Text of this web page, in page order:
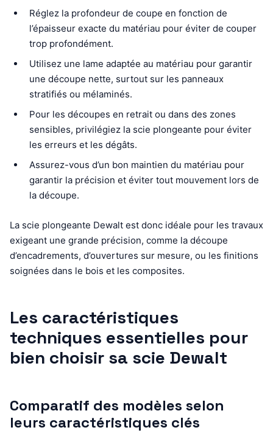
Réglez la profondeur de coupe en fonction de
l’épaisseur exacte du matériau pour éviter de couper
trop profondément.
Utilisez une lame adaptée au matériau pour garantir
une découpe nette, surtout sur les panneaux
stratifiés ou mélaminés.
Pour les découpes en retrait ou dans des zones
sensibles, privilégiez la scie plongeante pour éviter
les erreurs et les dégâts.
Assurez-vous d’un bon maintien du matériau pour
garantir la précision et éviter tout mouvement lors de
la découpe.
La scie plongeante Dewalt est donc idéale pour les travaux
exigeant une grande précision, comme la découpe
d’encadrements, d’ouvertures sur mesure, ou les finitions
soignées dans le bois et les composites.
Les caractéristiques
techniques essentielles pour
bien choisir sa scie Dewalt
Comparatif des modèles selon
leurs caractéristiques clés